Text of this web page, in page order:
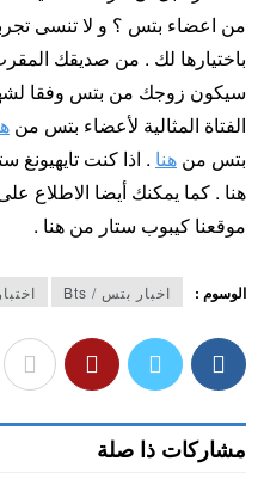
من اعضاء بتس ؟ و لا تنسى
باختيارها لك . من صديقك
سيكون زوجك من بتس وفقا
الفتاة المثالية لأعضاء بتس من
بتس من هنا . اذا كنت تايهيونغ
هنا . كما يمكنك أيضا الاطلاع
موقعنا كيبوب ستار من هنا .
الوسوم : اخبار بتس / Bts
مشاركات ذا صلة